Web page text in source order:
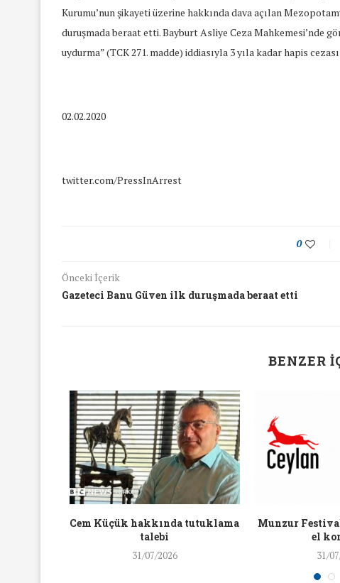
Kurumu’nun şikayeti üzerine hakkında dava açılan
duruşmada beraat etti. Bayburt Asliye Ceza Mahkemesi’nde
uydurma” (TCK 271. madde) iddiasıyla 3 yıla kadar hapis
02.02.2020
twitter.com/PressInArrest
0
Önceki İçerik
Gazeteci Banu Güven ilk duruşmada beraat etti
BENZER
Cem Küçük hakkında tutuklama
talebi
31/07/2026
Munzur
el
31/
16/Nis/2018
Mart Ayında Nefret